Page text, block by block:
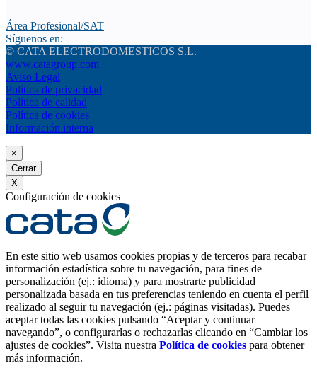
Área Profesional/SAT
Síguenos en:
© CATA ELECTRODOMESTICOS S.L.
www.catagroup.com
Aviso Legal
Política de privacidad
Política de calidad
Política de cookies
Información interna
×
Cerrar
X
Configuración de cookies
En este sitio web usamos cookies propias y de terceros para recabar
información estadística sobre tu navegación, para fines de
personalización (ej.: idioma) y para mostrarte publicidad
personalizada basada en tus preferencias teniendo en cuenta el perfil
realizado al seguir tu navegación (ej.: páginas visitadas). Puedes
aceptar todas las cookies pulsando “Aceptar y continuar
navegando”, o configurarlas o rechazarlas clicando en “Cambiar los
ajustes de cookies”. Visita nuestra Política de cookies para obtener
más información.